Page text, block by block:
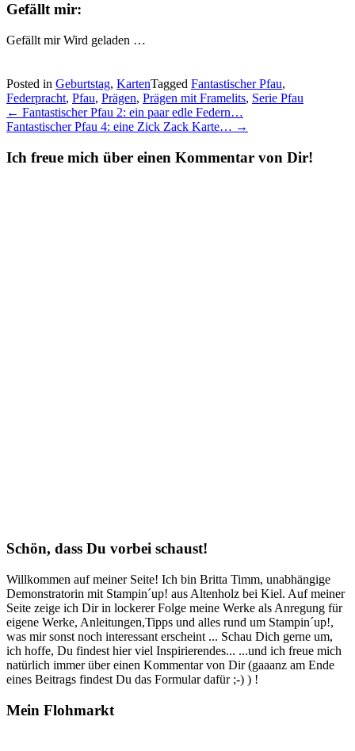
Gefällt mir:
Gefällt mir Wird geladen …
Posted in Geburtstag, KartenTagged Fantastischer Pfau,
Federpracht, Pfau, Prägen, Prägen mit Framelits, Serie Pfau
Post
navigation
← Fantastischer Pfau 2: ein paar edle Federn…
Fantastischer Pfau 4: eine Zick Zack Karte… →
Ich freue mich über einen Kommentar von Dir!
Schön, dass Du vorbei schaust!
Willkommen auf meiner Seite! Ich bin Britta Timm, unabhängige
Demonstratorin mit Stampin´up! aus Altenholz bei Kiel. Auf meiner
Seite zeige ich Dir in lockerer Folge meine Werke als Anregung für
eigene Werke, Anleitungen,Tipps und alles rund um Stampin´up!,
was mir sonst noch interessant erscheint ... Schau Dich gerne um,
ich hoffe, Du findest hier viel Inspirierendes... ...und ich freue mich
natürlich immer über einen Kommentar von Dir (gaaanz am Ende
eines Beitrags findest Du das Formular dafür ;-) ) !
Mein Flohmarkt